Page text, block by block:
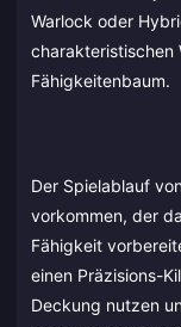
Warlock oder
charakteristischen
Fähigkeitenbaum.
Der Spielablauf
vorkommen, der
Fähigkeit
einen Präzisions-
Deckung nutzen